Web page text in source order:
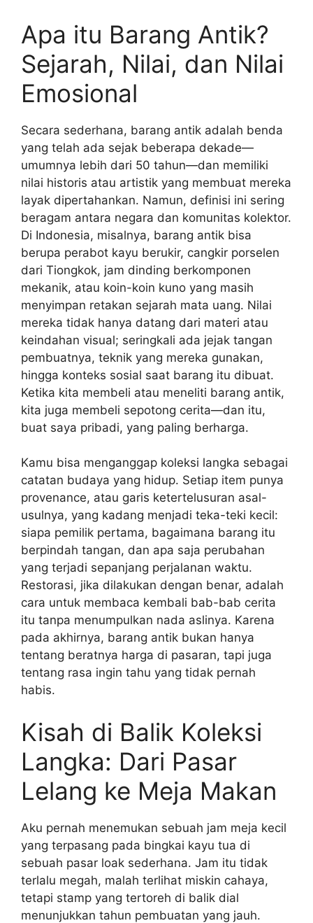
Apa itu Barang Antik?
Sejarah, Nilai, dan Nilai
Emosional
Secara sederhana, barang antik adalah benda
yang telah ada sejak beberapa dekade—
umumnya lebih dari 50 tahun—dan memiliki
nilai historis atau artistik yang membuat mereka
layak dipertahankan. Namun, definisi ini sering
beragam antara negara dan komunitas kolektor.
Di Indonesia, misalnya, barang antik bisa
berupa perabot kayu berukir, cangkir porselen
dari Tiongkok, jam dinding berkomponen
mekanik, atau koin-koin kuno yang masih
menyimpan retakan sejarah mata uang. Nilai
mereka tidak hanya datang dari materi atau
keindahan visual; seringkali ada jejak tangan
pembuatnya, teknik yang mereka gunakan,
hingga konteks sosial saat barang itu dibuat.
Ketika kita membeli atau meneliti barang antik,
kita juga membeli sepotong cerita—dan itu,
buat saya pribadi, yang paling berharga.
Kamu bisa menganggap koleksi langka sebagai
catatan budaya yang hidup. Setiap item punya
provenance, atau garis ketertelusuran asal-
usulnya, yang kadang menjadi teka-teki kecil:
siapa pemilik pertama, bagaimana barang itu
berpindah tangan, dan apa saja perubahan
yang terjadi sepanjang perjalanan waktu.
Restorasi, jika dilakukan dengan benar, adalah
cara untuk membaca kembali bab-bab cerita
itu tanpa menumpulkan nada aslinya. Karena
pada akhirnya, barang antik bukan hanya
tentang beratnya harga di pasaran, tapi juga
tentang rasa ingin tahu yang tidak pernah
habis.
Kisah di Balik Koleksi
Langka: Dari Pasar
Lelang ke Meja Makan
Aku pernah menemukan sebuah jam meja kecil
yang terpasang pada bingkai kayu tua di
sebuah pasar loak sederhana. Jam itu tidak
terlalu megah, malah terlihat miskin cahaya,
tetapi stamp yang tertoreh di balik dial
menunjukkan tahun pembuatan yang jauh.